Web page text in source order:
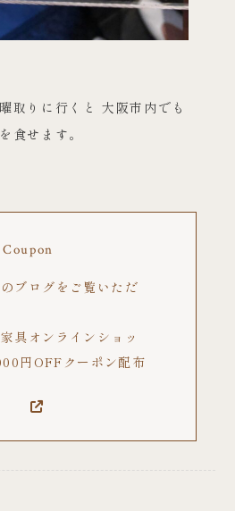
取りに行くと 大阪市内でも
食せます。
Coupon
ブログをご覧いただ
具オンラインショッ
円OFFクーポン配布